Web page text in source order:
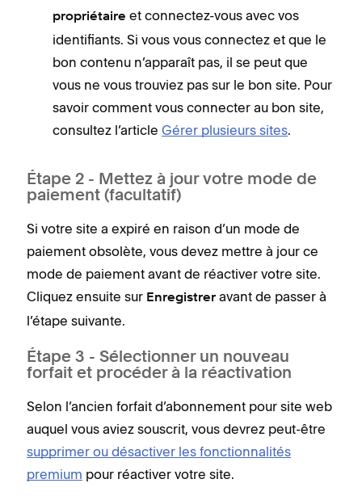
propriétaire et connectez-vous avec vos
identifiants. Si vous vous connectez et que le
bon contenu n’apparaît pas, il se peut que
vous ne vous trouviez pas sur le bon site. Pour
savoir comment vous connecter au bon site,
consultez l’article Gérer plusieurs sites.
Étape 2 - Mettez à jour votre mode de
paiement (facultatif)
Si votre site a expiré en raison d’un mode de
paiement obsolète, vous devez mettre à jour ce
mode de paiement avant de réactiver votre site.
Cliquez ensuite sur Enregistrer avant de passer à
l’étape suivante.
Étape 3 - Sélectionner un nouveau
forfait et procéder à la réactivation
Selon l’ancien forfait d’abonnement pour site web
auquel vous aviez souscrit, vous devrez peut-être
supprimer ou désactiver les fonctionnalités
premium pour réactiver votre site.